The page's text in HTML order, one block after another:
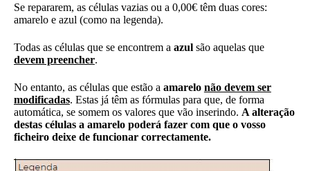
Se repararem, as células vazias ou a 0,00€ têm duas cores:
amarelo e azul (como na legenda).
Todas as células que se encontrem a azulsão aquelas que
devem preencher.
No entanto, as células que estão a amarelo não devem ser
modificadas. Estas já têm as fórmulas para que, de forma
automática, se somem os valores que vão inserindo. A alteração
destas células a amarelo poderá fazer com que o vosso
ficheiro deixe de funcionar correctamente.